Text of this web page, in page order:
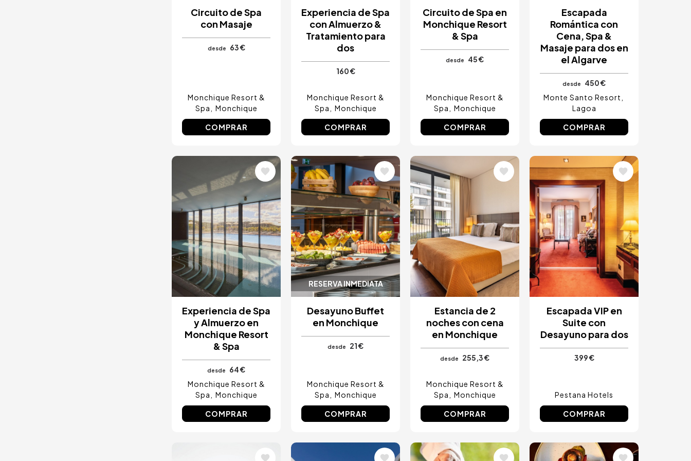
Circuito de Spa
con Masaje
desde 63 €
Monchique Resort &
Spa
Monchique
COMPRAR
Experiencia de Spa
con Almuerzo &
Tratamiento para
dos
160 €
Monchique Resort &
Spa
Monchique
COMPRAR
Circuito de Spa en
Monchique Resort
& Spa
desde 45 €
Monchique Resort &
Spa
Monchique
COMPRAR
Escapada
Romántica con
Cena, Spa &
Masaje para dos en
el Algarve
desde
450 €
Monte Santo Resort
Lagoa
COMPRAR
Experiencia de Spa
y Almuerzo en
Monchique Resort
& Spa
desde
64 €
Monchique Resort &
Spa
Monchique
COMPRAR
RESERVA INMEDIATA
Image
Desayuno Buffet
en Monchique
desde 21 €
Monchique Resort &
Spa
Monchique
COMPRAR
Image
Estancia de 2
noches con cena
en Monchique
desde 255,3 €
Monchique Resort &
Spa
Monchique
COMPRAR
Image
Escapada VIP en
Suite con
Desayuno para dos
399 €
Pestana Hotels
COMPRAR